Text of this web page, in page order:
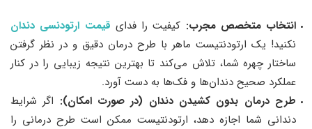
انتخاب متخصص مجرب: کیفیت را فدای قیمت ارتودنسی دندان
نکنید! یک ارتودنتیست ماهر با طرح درمان دقیق و در نظر گرفتن
ساختار چهره شما، تلاش می‌کند تا بهترین نتیجه زیبایی را در کنار
عملکرد صحیح دندان‌ها و فک‌ها به دست آورد.
طرح درمان بدون کشیدن دندان (در صورت امکان): اگر شرایط
دندانی شما اجازه دهد، ارتودنتیست ممکن است طرح درمانی را